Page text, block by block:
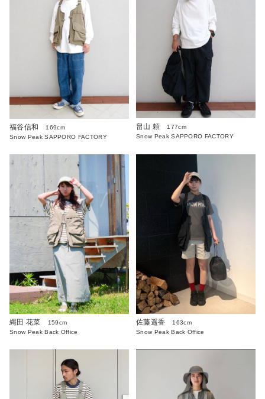
福谷信和
169cm
Snow Peak SAPPORO FACTORY
畠山 頼
177cm
Snow Peak SAPPORO FACTORY
縄田 花菜
159cm
Snow Peak Back Office
佐藤遥香
163cm
Snow Peak Back Office